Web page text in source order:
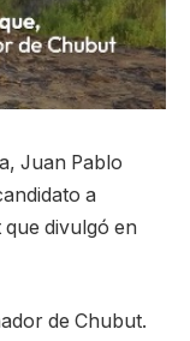
Juan Pablo
a
divulgó en
de Chubut.